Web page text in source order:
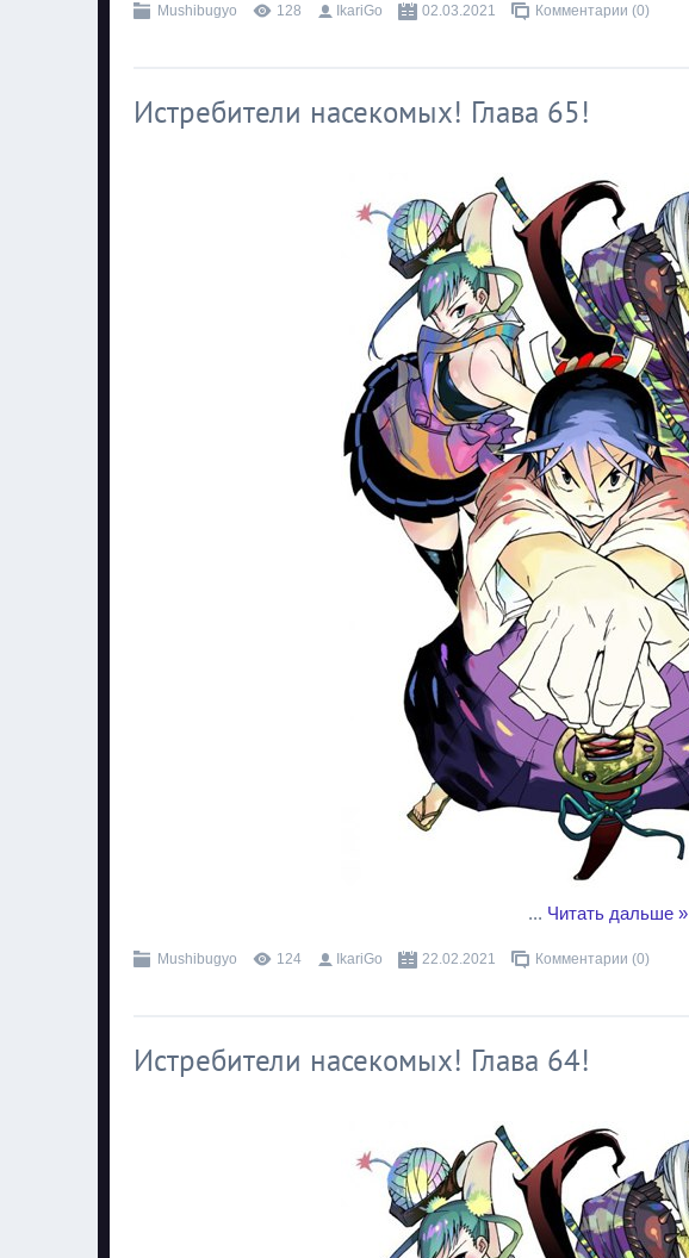
Mushibugyo 128 IkariGo 02.03.2021 Комментарии (0)
Истребители насекомых! Глава 65!
... Читать дальше »
Mushibugyo 124 IkariGo 22.02.2021 Комментарии (0)
Истребители насекомых! Глава 64!